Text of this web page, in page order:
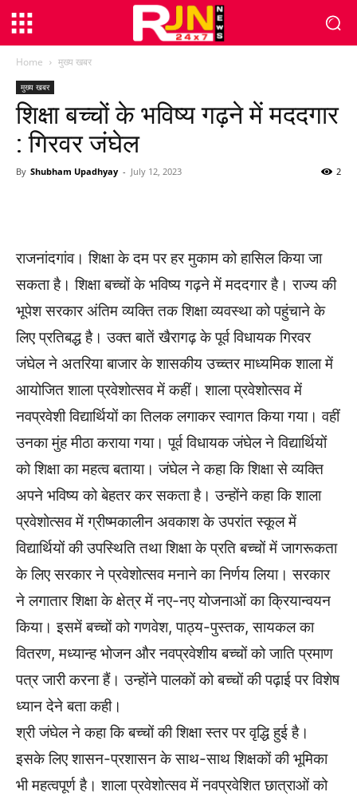
Home मुख्य खबर
मुख्य खबर
शिक्षा बच्चों के भविष्य गढ़ने में मददगार
: गिरवर जंघेल
By Shubham Upadhyay - July 12, 2023 2
राजनांदगांव। शिक्षा के दम पर हर मुकाम को हासिल किया जा
सकता है। शिक्षा बच्चों के भविष्य गढ़ने में मददगार है। राज्य की
भूपेश सरकार अंतिम व्यक्ति तक शिक्षा व्यवस्था को पहुंचाने के
लिए प्रतिबद्ध है। उक्त बातें खैरागढ़ के पूर्व विधायक गिरवर
जंघेल ने अतरिया बाजार के शासकीय उच्च्तर माध्यमिक शाला में
आयोजित शाला प्रवेशोत्सव में कहीं। शाला प्रवेशोत्सव में
नवप्रवेशी विद्यार्थियों का तिलक लगाकर स्वागत किया गया। वहीं
उनका मुंह मीठा कराया गया। पूर्व विधायक जंघेल ने विद्यार्थियों
को शिक्षा का महत्व बताया। जंघेल ने कहा कि शिक्षा से व्यक्ति
अपने भविष्य को बेहतर कर सकता है। उन्होंने कहा कि शाला
प्रवेशोत्सव में ग्रीष्मकालीन अवकाश के उपरांत स्कूल में
विद्यार्थियों की उपस्थिति तथा शिक्षा के प्रति बच्चों में जागरूकता
के लिए सरकार ने प्रवेशोत्सव मनाने का निर्णय लिया। सरकार
ने लगातार शिक्षा के क्षेत्र में नए-नए योजनाओं का क्रियान्वयन
किया। इसमें बच्चों को गणवेश, पाठ्य-पुस्तक, सायकल का
वितरण, मध्यान्ह भोजन और नवप्रवेशीय बच्चों को जाति प्रमाण
पत्र जारी करना हैं। उन्होंने पालकों को बच्चों की पढ़ाई पर विशेष
ध्यान देने बता कही।
श्री जंघेल ने कहा कि बच्चों की शिक्षा स्तर पर वृद्धि हुई है।
इसके लिए शासन-प्रशासन के साथ-साथ शिक्षकों की भूमिका
भी महत्वपूर्ण है। शाला प्रवेशोत्सव में नवप्रवेशित छात्राओं को